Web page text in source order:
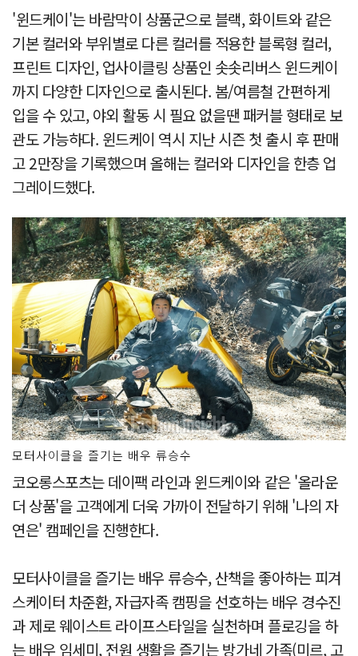
'윈드케이'는 바람막이 상품군으로 블랙, 화이트와 같은
기본 컬러와 부위별로 다른 컬러를 적용한 블록형 컬러,
프린트 디자인, 업사이클링 상품인 솟솟리버스 윈드케이
까지 다양한 디자인으로 출시된다. 봄/여름철 간편하게
입을 수 있고, 야외 활동 시 필요 없을땐 패커블 형태로 보
관도 가능하다. 윈드케이 역시 지난 시즌 첫 출시 후 판매
고 2만장을 기록했으며 올해는 컬러와 디자인을 한층 업
그레이드했다.
모터사이클을 즐기는 배우 류승수
코오롱스포츠는 데이팩 라인과 윈드케이와 같은 '올라운
더 상품'을 고객에게 더욱 가까이 전달하기 위해 '나의 자
연은' 캠페인을 진행한다.
모터사이클을 즐기는 배우 류승수, 산책을 좋아하는 피겨
스케이터 차준환, 자급자족 캠핑을 선호하는 배우 경수진
과 제로 웨이스트 라이프스타일을 실천하며 플로깅을 하
는 배우 임세미, 전원 생활을 즐기는 방가네 가족(미르, 고